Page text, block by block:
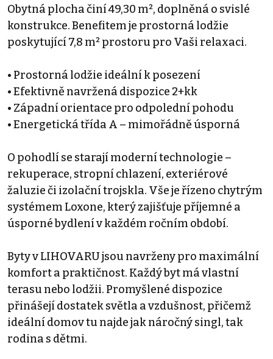
Obytná plocha činí 49,30 m², doplněná o svislé
konstrukce. Benefitem je prostorná lodžie
poskytující 7,8 m² prostoru pro Vaši relaxaci.
• Prostorná lodžie ideální k posezení
• Efektivně navržená dispozice 2+kk
• Západní orientace pro odpolední pohodu
• Energetická třída A – mimořádně úsporná
O pohodlí se starají moderní technologie –
rekuperace, stropní chlazení, exteriérové
žaluzie či izolační trojskla. Vše je řízeno chytrým
systémem Loxone, který zajišťuje příjemné a
úsporné bydlení v každém ročním období.
Byty v LIHOVARU jsou navrženy pro maximální
komfort a praktičnost. Každý byt má vlastní
terasu nebo lodžii. Promyšlené dispozice
přinášejí dostatek světla a vzdušnost, přičemž
ideální domov tu najde jak náročný singl, tak
rodina s dětmi.